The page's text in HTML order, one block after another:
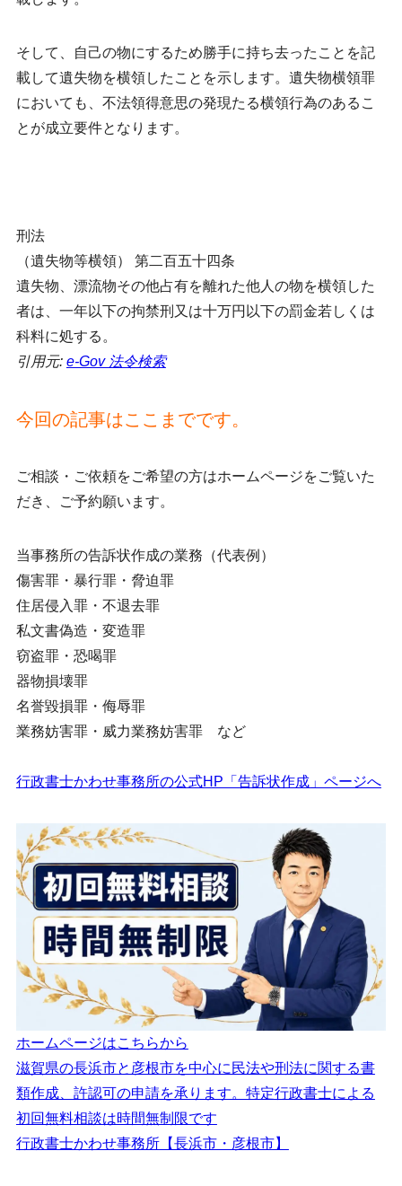
そして、自己の物にするため勝手に持ち去ったことを記
載して遺失物を横領したことを示します。遺失物横領罪
においても、不法領得意思の発現たる横領行為のあるこ
とが成立要件となります。
刑法
（遺失物等横領） 第二百五十四条
遺失物、漂流物その他占有を離れた他人の物を横領した
者は、一年以下の拘禁刑又は十万円以下の罰金若しくは
科料に処する。
引用元: e-Gov 法令検索
今回の記事はここまでです。
ご相談・ご依頼をご希望の方はホームページをご覧いた
だき、ご予約願います。
当事務所の告訴状作成の業務（代表例）
傷害罪・暴行罪・脅迫罪
住居侵入罪・不退去罪
私文書偽造・変造罪
窃盗罪・恐喝罪
器物損壊罪
名誉毀損罪・侮辱罪
業務妨害罪・威力業務妨害罪 など
行政書士かわせ事務所の公式HP「告訴状作成」ページへ
ホームページはこちらから
滋賀県の長浜市と彦根市を中心に民法や刑法に関する書
類作成、許認可の申請を承ります。特定行政書士による
初回無料相談は時間無制限です
行政書士かわせ事務所【長浜市・彦根市】